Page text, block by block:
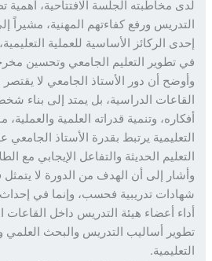
مخاطبته الجلسة الافتتاحية، أهمية تطوير
ورفع كفاءتهم المهنية، مشيراً إلى أن
الركائز الأساسية للعملية التعليمية،
التعليم الجامعي وتحسين مخرجاته.
أن دور الأستاذ الجامعي لا يقتصر على
الدراسية، بل يمتد إلى بناء شخصية
وتنمية قدراته العلمية والعملية، مؤكداً
يرتبط بقدرة الأستاذ الجامعي على
الحديثة والتفاعل الإيجابي مع الطلاب.
إلى أن الهدف من الدورة لا يتمثل في
تدريبية فحسب، وإنما في إحداث أثر
أعضاء هيئة التدريس داخل القاعات
أساليب التدريس والبحث العلمي وتحسين